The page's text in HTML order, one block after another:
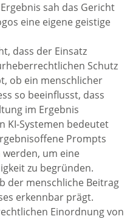
sah das Gericht
eine eigene geistige
dass der Einsatz
Schutz
ob ein menschlicher
so beeinflusst, dass
im Ergebnis
KI-Systemen bedeutet
Prompts
um eine
zu begründen.
der menschliche Beitrag
erkennbar prägt.
Einordnung von